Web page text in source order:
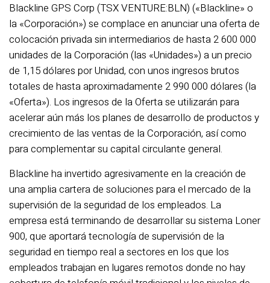
Blackline GPS Corp (TSX VENTURE:BLN) («Blackline» o
la «Corporación») se complace en anunciar una oferta de
colocación privada sin intermediarios de hasta 2 600 000
unidades de la Corporación (las «Unidades») a un precio
de 1,15 dólares por Unidad, con unos ingresos brutos
totales de hasta aproximadamente 2 990 000 dólares (la
«Oferta»). Los ingresos de la Oferta se utilizarán para
acelerar aún más los planes de desarrollo de productos y
crecimiento de las ventas de la Corporación, así como
para complementar su capital circulante general.
Blackline ha invertido agresivamente en la creación de
una amplia cartera de soluciones para el mercado de la
supervisión de la seguridad de los empleados. La
empresa está terminando de desarrollar su sistema Loner
900, que aportará tecnología de supervisión de la
seguridad en tiempo real a sectores en los que los
empleados trabajan en lugares remotos donde no hay